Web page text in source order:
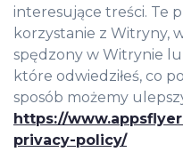
interesujące treści. Te
korzystanie z Witryny,
spędzony w Witrynie
które odwiedziłeś, co
sposób możemy
https://
privacy-policy/